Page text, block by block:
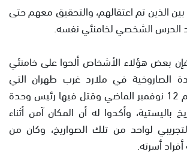
الذين تم اعتقالهم، والتحقيق معهم حتى
الحرس الشخصي لخامنئي نفسه.
بعض هؤلاء الأشخاص ألحوا على خامنئي
الصاروخية في ملارد غرب طهران التي
تعرضت للتفجير يوم 12 نوفمبر الماضي وقتل فيها رئيس وحدة
باليستية، وأكدوا له أن المكان آمن أثناء
لواحد من تلك الصواريخ، وكان من
أسرته.